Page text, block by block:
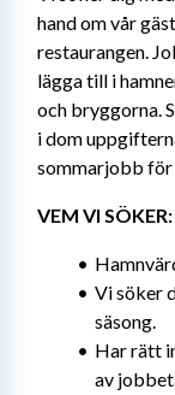
hand om vår
restaurangen.
lägga till i
och bryggorna.
i dom
sommarjobb för
VEM VI SÖKER:
Vi söker
säsong.
Har rätt
av